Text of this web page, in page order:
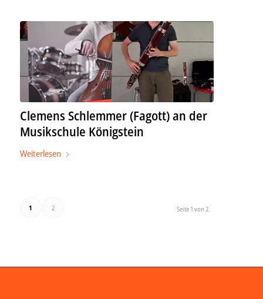
Clemens Schlemmer (Fagott) an der
Musikschule Königstein
Weiterlesen
Seite 1 von 2
1 2